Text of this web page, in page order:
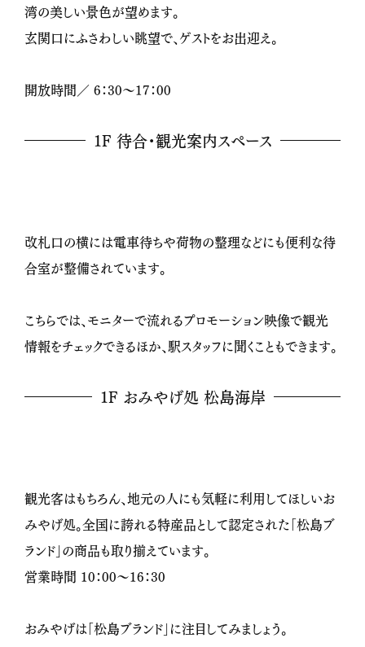
湾の美しい景色が望めます。
玄関口にふさわしい眺望で、ゲストをお出迎え。
開放時間／ 6：30～17：00
1F 待合・観光案内スペース
改札口の横には電車待ちや荷物の整理などにも便利な待
合室が整備されています。
こちらでは、モニターで流れるプロモーション映像で観光
情報をチェックできるほか、駅スタッフに聞くこともできます。
1F おみやげ処 松島海岸
観光客はもちろん、地元の人にも気軽に利用してほしいお
みやげ処。全国に誇れる特産品として認定された「松島ブ
ランド」の商品も取り揃えています。
営業時間 10：00～16：30
おみやげは「松島ブランド」に注目してみましょう。